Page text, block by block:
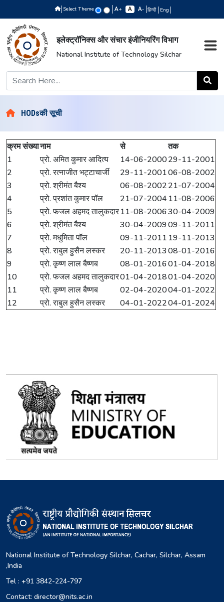
Select Theme + - हिन्दी Eng
इलेक्ट्रॉनिक्स और संचार इंजीनियरिंग विभाग
National Institute of Technology Silchar
HODsकी सूची
क्रम संख्यानाम से
तक
1
प्रो. अमित कुमार आदित्य 14-06-200029-11-2001
2
प्रो. रत्नाजीत भट्टाचार्जी 29-11-200106-08-2002
3
प्रो. श्रीमंत बैश्य 06-08-200221-07-2004
4
प्रो. प्रशांत कुमार पॉल 21-07-2004 11-08-2006
5
प्रो. फजल अहमद तालुकदार11-08-200630-04-2009
6
प्रो. श्रीमंत बैश्य 30-04-200909-11-2011
7
प्रो. मधुमिता पॉल 09-11-2011 19-11-2013
8
प्रो. राबुल हुसैन लस्कर 20-11-201308-01-2016
9
प्रो. कृष्ण लाल बैष्णब 08-01-201601-04-2018
10
प्रो. फजल अहमद तालुकदार01-04-201801-04-2020
11
प्रो. कृष्ण लाल बैष्णब 02-04-202004-01-2022
12
प्रो. राबुल हुसैन लस्कर 04-01-202204-01-2024
National Institute of Technology Silchar, Cachar, Silchar, Assam
,India
Tel : +91 3842-224-797
Contact: director@nits.ac.in